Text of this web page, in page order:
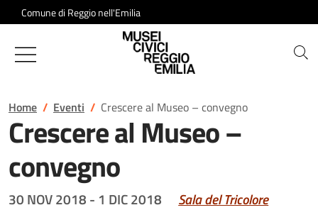
Salta al contenuto
Comune di Reggio nell'Emilia
Musei Civici di Reggio Emilia
Home Eventi Crescere al Museo – convegno
Crescere al Museo –
convegno
30 NOV 2018 - 1 DIC 2018 Sala del Tricolore